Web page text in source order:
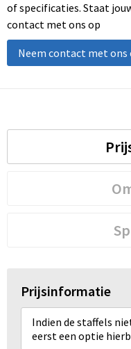
of specificaties. Staat
contact met ons op
Neem contact met ons
Prijsinformatie
Indien de staffels
eerst een optie